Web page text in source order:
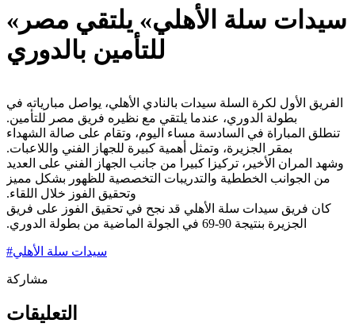
«سيدات سلة الأهلي» يلتقي مصر
للتأمين بالدوري
الفريق الأول لكرة السلة سيدات بالنادي الأهلي، يواصل مبارياته في
بطولة الدوري، عندما يلتقي مع نظيره فريق مصر ‏للتأمين.‏
تنطلق المباراة في السادسة مساء اليوم، وتقام على صالة الشهداء
بمقر الجزيرة، وتمثل أهمية كبيرة للجهاز الفني واللاعبات.‏
وشهد المران الأخير، تركيزا كبيرا من جانب الجهاز الفني على العديد
من الجوانب الخططية والتدريبات التخصصية للظهور بشكل ‏مميز
وتحقيق الفوز خلال اللقاء.‏
كان فريق سيدات سلة الأهلي قد نجح في تحقيق الفوز على فريق
الجزيرة بنتيجة 90-69 في الجولة الماضية من بطولة الدوري.‏
#سيدات سلة الأهلي
مشاركة
التعليقات